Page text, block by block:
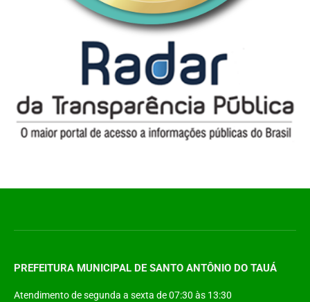
PREFEITURA MUNICIPAL DE SANTO ANTÔNIO DO TAUÁ
Atendimento de segunda a sexta de 07:30 às 13:30